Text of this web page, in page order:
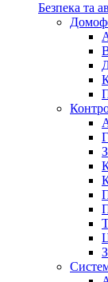
Безпека та